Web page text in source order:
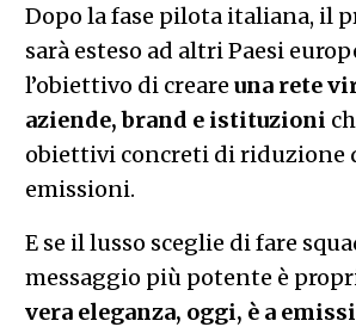
Dopo la fase pilota italiana, il
sarà esteso ad altri Paesi
l’obiettivo di creare una rete
aziende, brand e istituzioni
obiettivi concreti di riduzione
emissioni.
E se il lusso sceglie di fare
messaggio più potente è
vera eleganza, oggi, è a